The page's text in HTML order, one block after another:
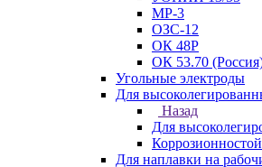
МР-3
ОЗС-12
ОК 48Р
ОК 53.70
Угольные электроды
Для
Назад
Для
Для наплавки на